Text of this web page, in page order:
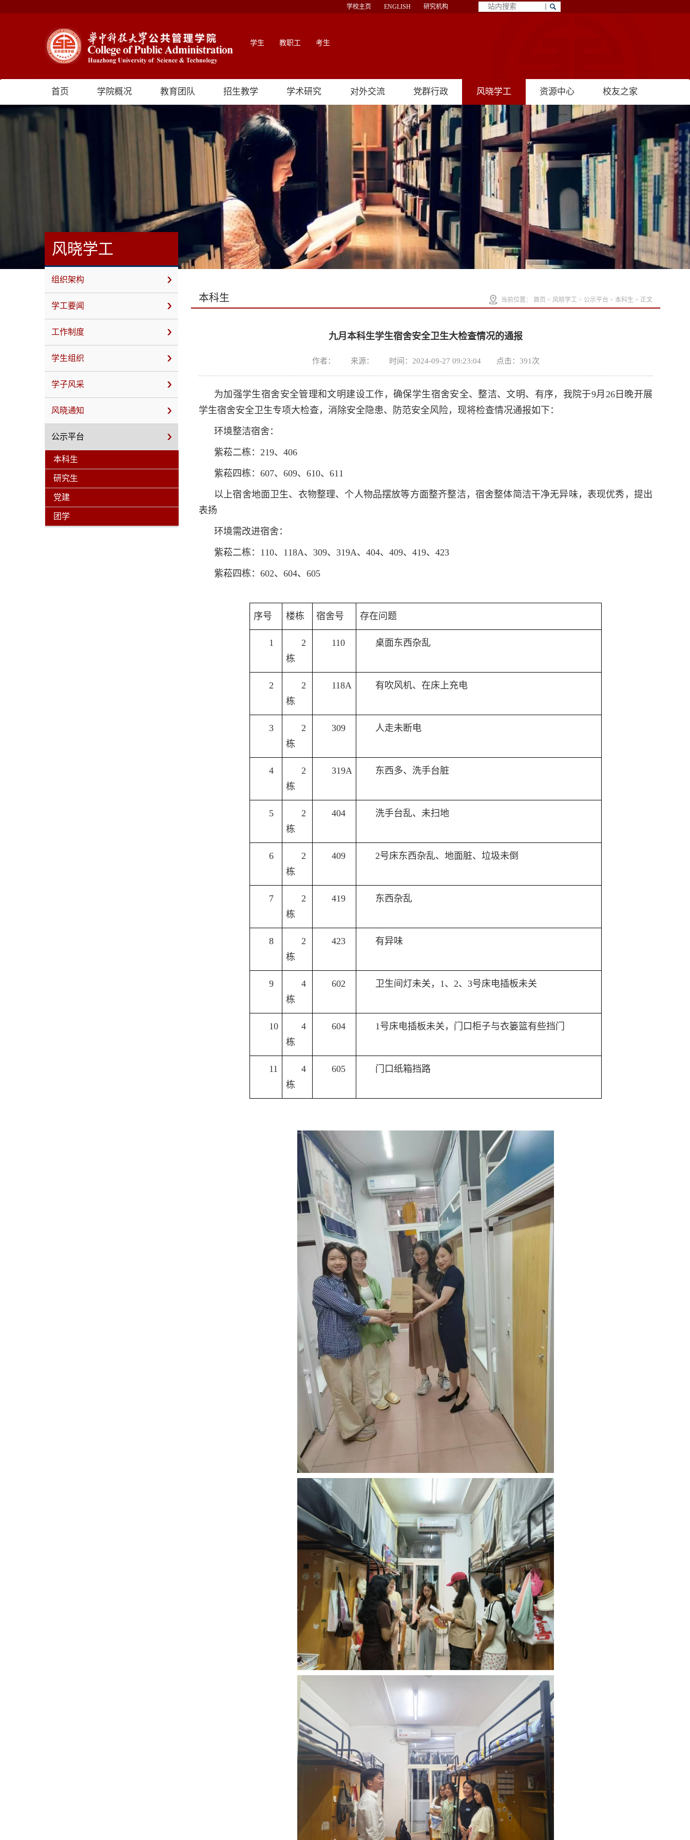
学校主页 ENGLISH 研究机构
学生 教职工 考生
首页 学院概况 教育团队 招生教学 学术研究 对外交流 党群行政 风晓学工 资源中心 校友之家
风晓学工
组织架构
学工要闻
工作制度
学生组织
学子风采
风晓通知
公示平台
本科生
研究生
党建
团学
本科生 当前位置： 首页 > 风晓学工> 公示平台 > 本科生 > 正文
九月本科生学生宿舍安全卫生大检查情况的通报
作者： 来源： 时间：2024-09-27 09:23:04 点击： 391 次
为加强学生宿舍安全管理和文明建设工作，确保学生宿舍安全、整洁、文明、有序，我院于9月26日晚开展
学生宿舍安全卫生专项大检查，消除安全隐患、防范安全风险，现将检查情况通报如下：
环境整洁宿舍：
紫菘二栋：219、406
紫菘四栋：607、609、610、611
以上宿舍地面卫生、衣物整理、个人物品摆放等方面整齐整洁，宿舍整体简洁干净无异味，表现优秀，提出
表扬
环境需改进宿舍：
紫菘二栋：110、118A、309、319A、404、409、419、423
紫菘四栋：602、604、605
序号 楼栋 宿舍号 存在问题
1
2
栋
110 桌面东西杂乱
2
2
栋
118A 有吹风机、在床上充电
3
2
栋
309 人走未断电
4
2
栋
319A 东西多、洗手台脏
5
2
栋
404 洗手台乱、未扫地
6
2
栋
409 2号床东西杂乱、地面脏、垃圾未倒
7
2
栋
419 东西杂乱
8
2
栋
423 有异味
9
4
栋
602 卫生间灯未关，1、2、3号床电插板未关
10
4
栋
604 1号床电插板未关，门口柜子与衣篓篮有些挡门
11
4
栋
605 门口纸箱挡路